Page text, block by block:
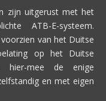
zijn uitgerust met het
ATB-E-systeem.
van het Duitse
op het Duitse
hier-mee de enige
en met eigen